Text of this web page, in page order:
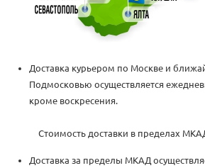
Доставка курьером по Москве и
Подмосковью осуществляется
кроме воскресения.
Стоимость доставки в пределах МКАД
Доставка за пределы МКАД